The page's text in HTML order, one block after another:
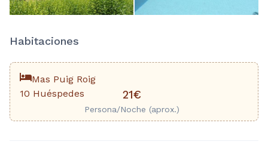
Habitaciones
Mas Puig Roig
10 Huéspedes
21€
Persona/Noche (aprox.)